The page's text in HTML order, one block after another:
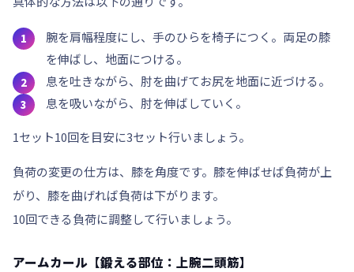
腕を肩幅程度にし、手のひらを椅子につく。両足の膝
を伸ばし、地面につける。
息を吐きながら、肘を曲げてお尻を地面に近づける。
息を吸いながら、肘を伸ばしていく。
1セット10回を目安に3セット行いましょう。
負荷の変更の仕方は、膝を角度です。膝を伸ばせば負荷が上
がり、膝を曲げれば負荷は下がります。
10回できる負荷に調整して行いましょう。
アームカール【鍛える部位：上腕二頭筋】